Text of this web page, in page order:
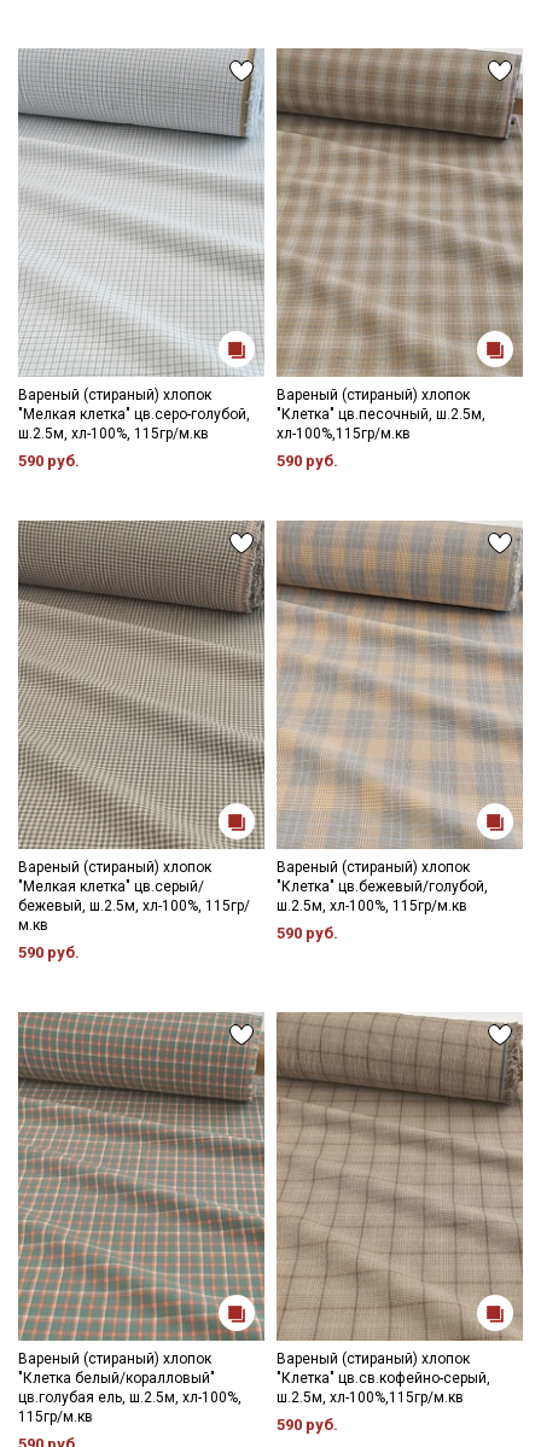
Вареный (стираный) хлопок
"Мелкая клетка" цв.серо-голубой,
ш.2.5м, хл-100%, 115гр/м.кв
590 руб.
Вареный (стираный) хлопок
"Клетка" цв.песочный, ш.2.5м,
хл-100%,115гр/м.кв
590 руб.
Вареный (стираный) хлопок
"Мелкая клетка" цв.серый/
бежевый, ш.2.5м, хл-100%, 115гр/
м.кв
590 руб.
Вареный (стираный) хлопок
"Клетка" цв.бежевый/голубой,
ш.2.5м, хл-100%, 115гр/м.кв
590 руб.
Вареный (стираный) хлопок
"Клетка белый/коралловый"
цв.голубая ель, ш.2.5м, хл-100%,
115гр/м.кв
Вареный (стираный) хлопок
"Клетка" цв.св.кофейно-серый,
ш.2.5м, хл-100%,115гр/м.кв
590 руб.